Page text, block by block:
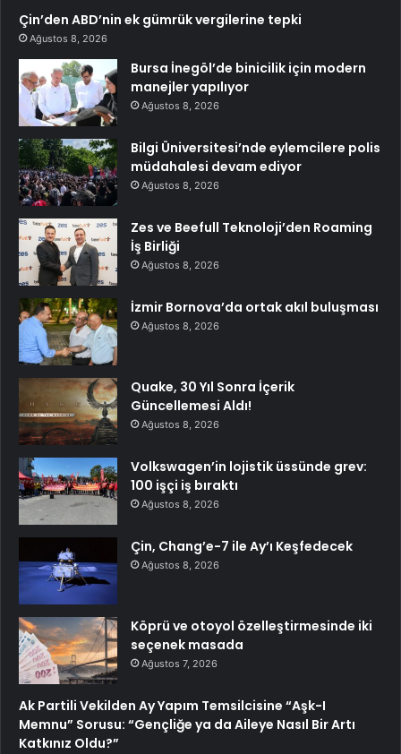
Çin’den ABD’nin ek gümrük vergilerine tepki
Ağustos 8, 2026
Bursa İnegöl’de binicilik için modern
manejler yapılıyor
Ağustos 8, 2026
Bilgi Üniversitesi’nde eylemcilere polis
müdahalesi devam ediyor
Ağustos 8, 2026
Zes ve Beefull Teknoloji’den Roaming
İş Birliği
Ağustos 8, 2026
İzmir Bornova’da ortak akıl buluşması
Ağustos 8, 2026
Quake, 30 Yıl Sonra İçerik
Güncellemesi Aldı!
Ağustos 8, 2026
Volkswagen’in lojistik üssünde grev:
100 işçi iş bıraktı
Ağustos 8, 2026
Çin, Chang’e-7 ile Ay’ı Keşfedecek
Ağustos 8, 2026
Köprü ve otoyol özelleştirmesinde iki
seçenek masada
Ağustos 7, 2026
Ak Partili Vekilden Ay Yapım Temsilcisine “Aşk-I
Memnu” Sorusu: “Gençliğe ya da Aileye Nasıl Bir Artı
Katkınız Oldu?”